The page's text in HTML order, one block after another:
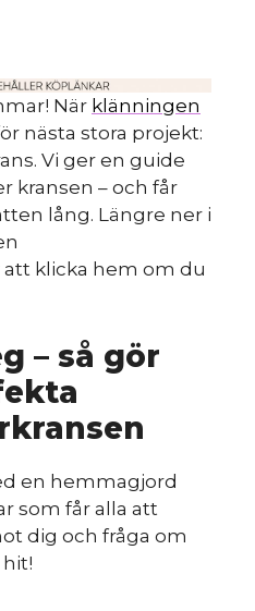
När klänningen
nästa stora projekt:
Vi ger en guide
kransen – och får
lång. Längre ner i
klicka hem om du
– så gör
en hemmagjord
som får alla att
dig och fråga om